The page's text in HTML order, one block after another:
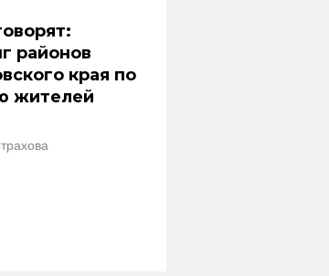
районов
края по
жителей